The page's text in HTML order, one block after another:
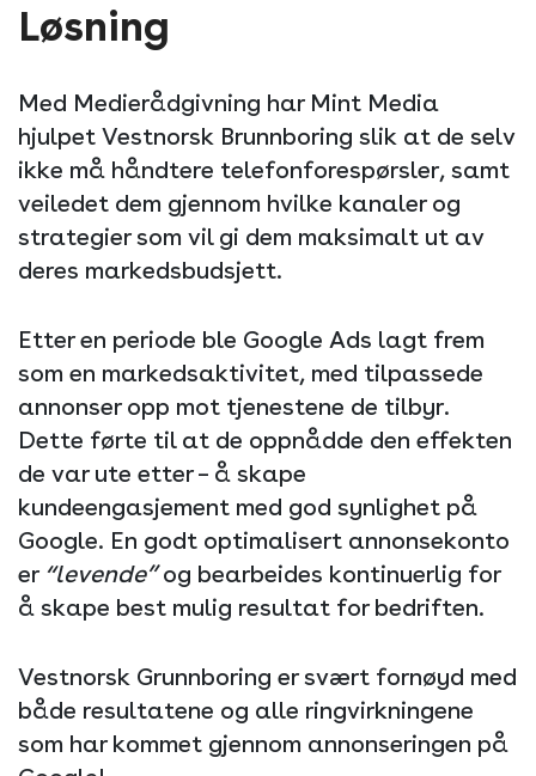
Løsning
Med Medierådgivning har Mint Media
hjulpet Vestnorsk Brunnboring slik at de selv
ikke må håndtere telefonforespørsler, samt
veiledet dem gjennom hvilke kanaler og
strategier som vil gi dem maksimalt ut av
deres markedsbudsjett.
Etter en periode ble Google Ads lagt frem
som en markedsaktivitet, med tilpassede
annonser opp mot tjenestene de tilbyr.
Dette førte til at de oppnådde den effekten
de var ute etter – å skape
kundeengasjement med god synlighet på
Google. En godt optimalisert annonsekonto
er “levende”og bearbeides kontinuerlig for
å skape best mulig resultat for bedriften.
Vestnorsk Grunnboring er svært fornøyd med
både resultatene og alle ringvirkningene
som har kommet gjennom annonseringen på